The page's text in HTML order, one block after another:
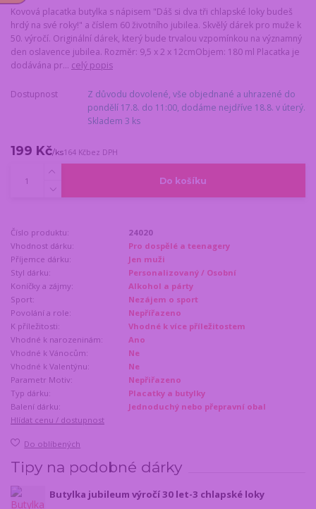
Kovová placatka butylka s nápisem "Dáš si dva tři chlapské loky budeš
hrdý na své roky!" a číslem 60 životního jubilea. Skvělý dárek pro muže k
50. výročí. Originální dárek, který bude trvalou vzpomínkou na významný
den oslavence jubilea. Rozměr: 9,5 x 2 x 12cmObjem: 180 ml Placatka je
dodávána pr... celý popis
Dostupnost
Z důvodu dovolené, vše objednané a uhrazené do
pondělí 17.8. do 11:00, dodáme nejdříve 18.8. v úterý.
Skladem 3 ks
199 Kč/ks164 Kčbez DPH
Do košíku
Číslo produktu:
24020
Vhodnost dárku:
Pro dospělé a teenagery
Příjemce dárku:
Jen muži
Styl dárku:
Personalizovaný / Osobní
Koníčky a zájmy:
Alkohol a párty
Sport:
Nezájem o sport
Povolání a role:
Nepřířazeno
K příležitosti:
Vhodné k více příležitostem
Vhodné k narozeninám:
Ano
Vhodné k Vánocům:
Ne
Vhodné k Valentýnu:
Ne
Parametr Motiv:
Nepřiřazeno
Typ dárku:
Placatky a butylky
Balení dárku:
Jednoduchý nebo přepravní obal
Hlídat cenu / dostupnost
Do oblíbených
Tipy na podobné dárky
Butylka jubileum výročí 30 let-3 chlapské loky